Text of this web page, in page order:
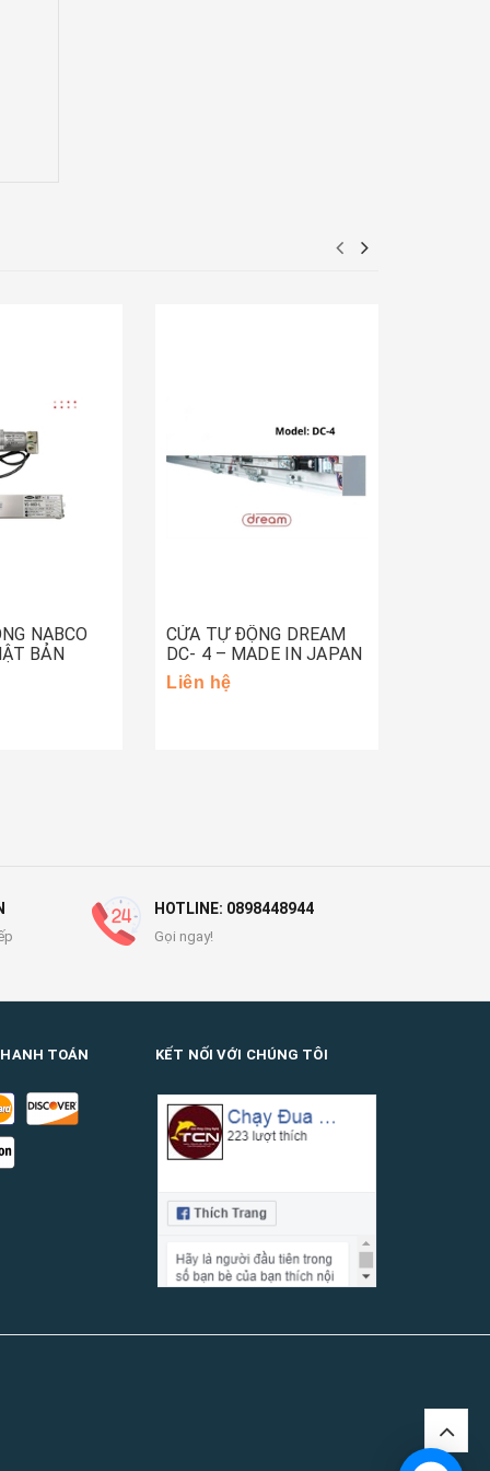
NABCO
BẢN
CỬA TỰ ĐỘNG DREAM
DC- 4 – MADE IN JAPAN
Liên hệ
HOTLINE: 0898448944
Gọi ngay!
TOÁN KẾT NỐI VỚI CHÚNG TÔI